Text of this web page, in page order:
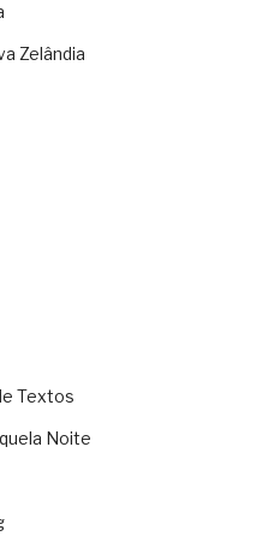
Zelândia
Textos
Noite